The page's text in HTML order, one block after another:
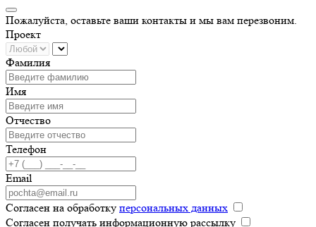
Пожалуйста, оставьте ваши контакты и мы вам перезвоним.
Проект
Фамилия
Имя
Отчество
Телефон
Email
Согласен на обработку персональных данных
Согласен получать информационную рассылку